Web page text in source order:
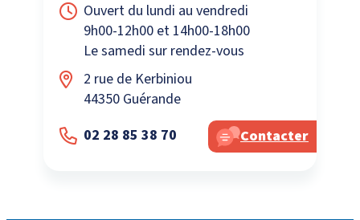
Ouvert du lundi au vendredi
9h00-12h00 et 14h00-18h00
Le samedi sur rendez-vous
2 rue de Kerbiniou
44350 Guérande
02 28 85 38 70
Contacter